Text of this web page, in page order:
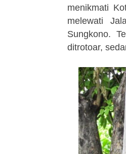
menikmati
melewati
Sungkono.
ditrotoar,